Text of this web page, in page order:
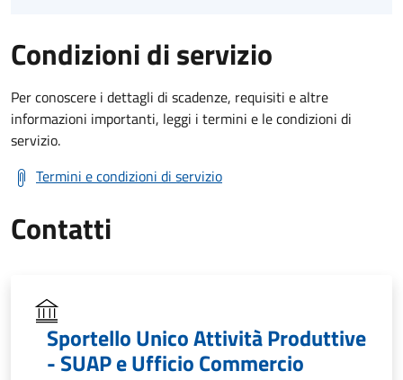
Condizioni di servizio
Per conoscere i dettagli di scadenze, requisiti e altre
informazioni importanti, leggi i termini e le condizioni di
servizio.
Termini e condizioni di servizio
Contatti
Sportello Unico Attività Produttive
- SUAP e Ufficio Commercio